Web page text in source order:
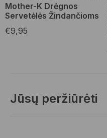
Mother-K Drėgnos
Servetėlės Žindančioms
€9,95
Jūsų peržiūrėti